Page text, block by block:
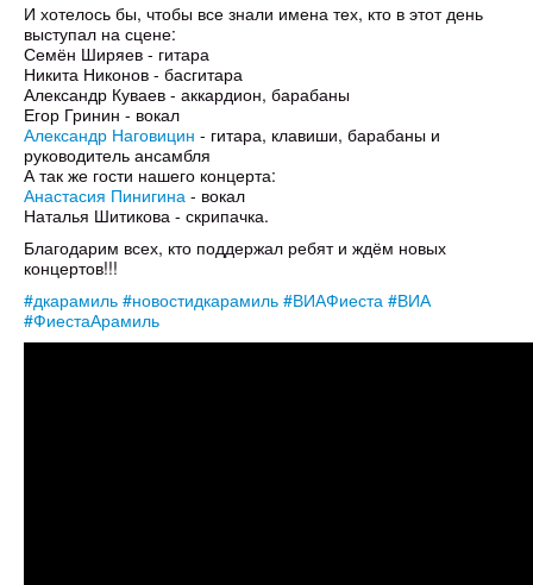
И хотелось бы, чтобы все знали имена тех, кто в этот день
выступал на сцене:
Семён Ширяев - гитара
Никита Никонов - басгитара
Александр Куваев - аккардион, барабаны
Егор Гринин - вокал
Александр Наговицин - гитара, клавиши, барабаны и
руководитель ансамбля
А так же гости нашего концерта:
Анастасия Пинигина - вокал
Наталья Шитикова - скрипачка.
Благодарим всех, кто поддержал ребят и ждём новых
концертов!!!
#дкарамиль #новостидкарамиль #ВИАФиеста #ВИА
#ФиестаАрамиль